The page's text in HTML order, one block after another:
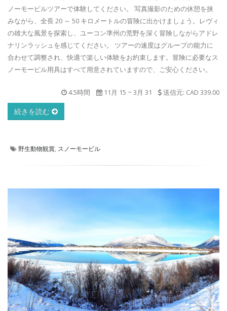
ノーモービルツアーで体験してください。 写真撮影のための休憩を挟
みながら、全長 20 ～ 50 キロメートルの冒険に出かけましょう。レヴィ
の雄大な風景を探索し、ユーコン準州の荒野を深く冒険しながらアドレ
ナリンラッシュを感じてください。 ツアーの速度はグループの能力に
合わせて調整され、快適で楽しい体験をお約束します。冒険に必要なス
ノーモービル用具はすべて用意されていますので、ご安心ください。
4.5時間 11月 15 ~ 3月 31 送信元: CAD 339.00
続きを読む
野生動物観賞 スノーモービル